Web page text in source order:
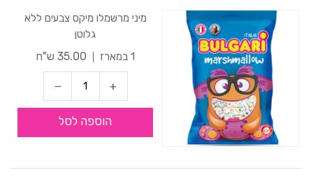
מיני מרשמלו מיקס צבעים ללא
גלוטן
1 במארז
35.00 ש"ח
הוספה לסל